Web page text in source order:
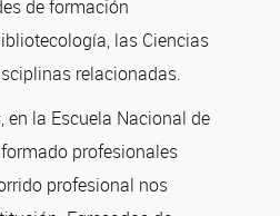
de formación
las Ciencias
relacionadas.
en la Escuela Nacional de
profesionales
profesional nos